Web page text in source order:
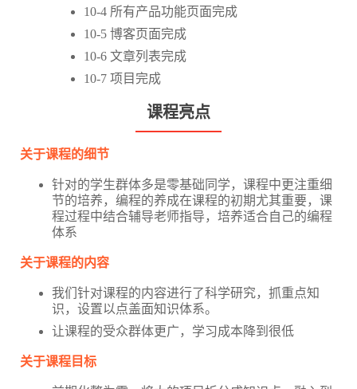
10-4 所有产品功能页面完成
10-5 博客页面完成
10-6 文章列表完成
10-7 项目完成
课程亮点
关于课程的细节
针对的学生群体多是零基础同学，课程中更注重细
节的培养，编程的养成在课程的初期尤其重要，课
程过程中结合辅导老师指导，培养适合自己的编程
体系
关于课程的内容
我们针对课程的内容进行了科学研究，抓重点知
识，设置以点盖面知识体系。
让课程的受众群体更广，学习成本降到很低
关于课程目标